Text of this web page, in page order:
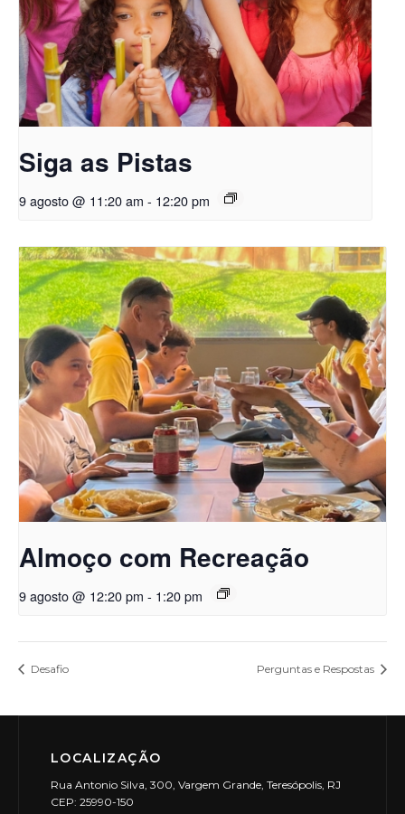
Siga as Pistas
9 agosto @ 11:20 am - 12:20 pm
Almoço com Recreação
9 agosto @ 12:20 pm - 1:20 pm
Desafio Perguntas e Respostas
LOCALIZAÇÃO
Rua Antonio Silva, 300, Vargem Grande, Teresópolis, RJ
CEP: 25990-150